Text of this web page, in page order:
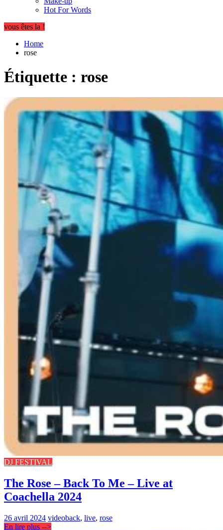
Hot For Words
vous êtes la !
Home
rose
Étiquette : rose
DJ FESTIVAL
The Rose – Back To Me – Live at
Coachella 2024
26 avril 2024 videoback, live, rose
En lire plus -->